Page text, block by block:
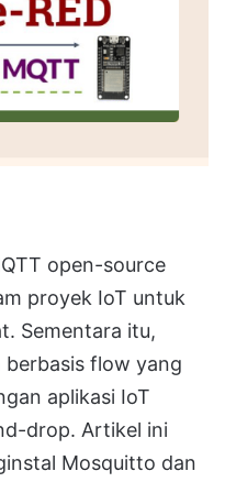
open-source
proyek IoT untuk
Sementara itu,
flow yang
aplikasi IoT
drop. Artikel ini
Mosquitto dan